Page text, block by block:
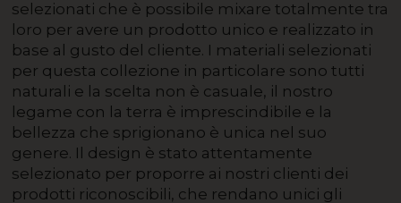
selezionati che è possibile mixare totalmente tra
loro per avere un prodotto unico e realizzato in
base al gusto del cliente. I materiali selezionati
per questa collezione in particolare sono tutti
naturali e la scelta non è casuale, il nostro
legame con la terra è imprescindibile e la
bellezza che sprigionano è unica nel suo
genere. Il design è stato attentamente
selezionato per proporre ai nostri clienti dei
prodotti riconoscibili, che rendano unici gli